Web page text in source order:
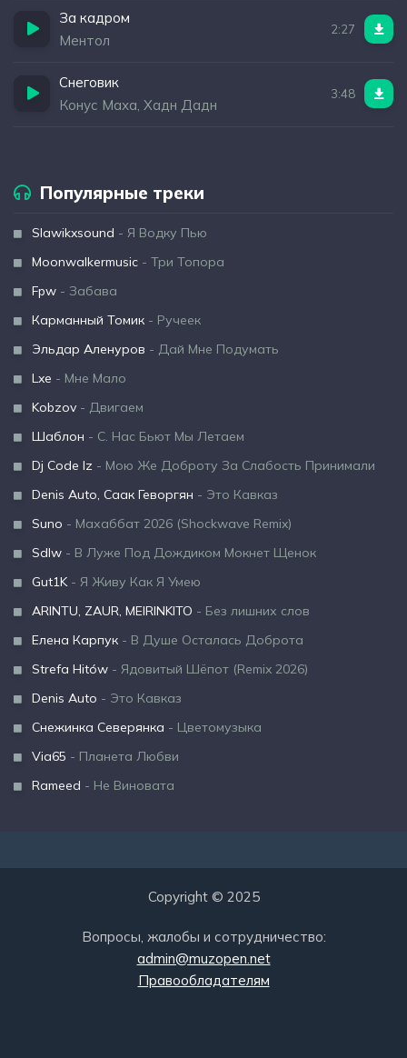
За кадром
Ментол
2:27
Снеговик
Конус Маха, Хадн Дадн
3:48
Популярные треки
Slawikxsound - Я Водку Пью
Moonwalkermusic - Три Топора
Fpw - Забава
Карманный Томик - Ручеек
Эльдар Аленуров - Дай Мне Подумать
Lxe - Мне Мало
Kobzov - Двигаем
Шаблон - С. Нас Бьют Мы Летаем
Dj Code Iz - Мою Же Доброту За Слабость Принимали
Denis Auto, Саак Геворгян - Это Кавказ
Suno - Махаббат 2026 (Shockwave Remix)
Sdlw - В Луже Под Дождиком Мокнет Щенок
Gut1K- Я Живу Как Я Умею
ARINTU, ZAUR, MEIRINKITO - Без лишних слов
Елена Карпук - В Душе Осталась Доброта
Strefa Hitów - Ядовитый Шёпот (Remix 2026)
Denis Auto - Это Кавказ
Снежинка Северянка - Цветомузыка
Via65 - Планета Любви
Rameed - Не Виновата
Copyright © 2025
Вопросы, жалобы и сотрудничество:
admin@muzopen.net
Правообладателям